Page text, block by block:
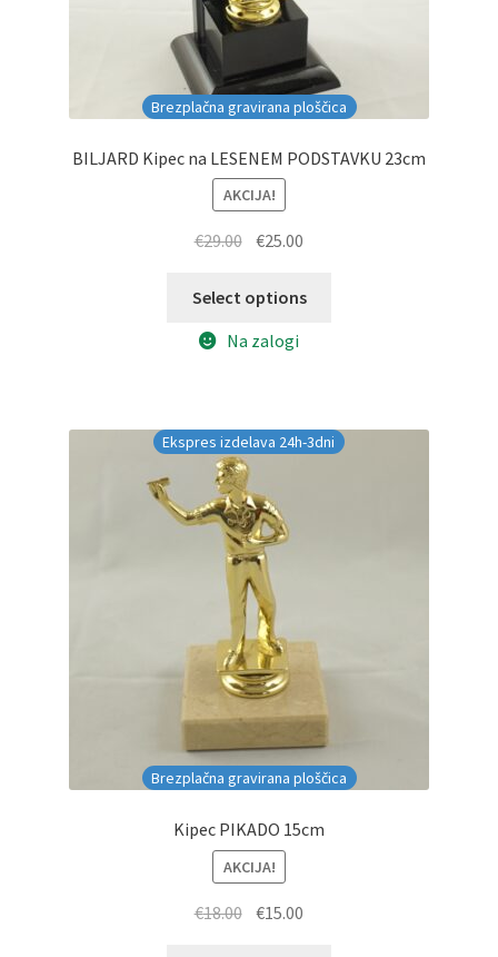
Brezplačna gravirana ploščica
BILJARD Kipec na LESENEM PODSTAVKU 23cm
AKCIJA!
€29.00 Izvirna
je
€29.00.
€25.00
je:
Select options
Na zalogi
Brezplačna gravirana ploščica
Ekspres izdelava 24h-3dni
Kipec PIKADO 15cm
AKCIJA!
€18.00 Izvirna
€15.00